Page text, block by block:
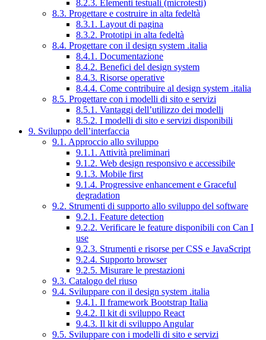
8.2.3. Elementi testuali (microtesti)
8.3. Progettare e costruire in alta fedeltà
8.3.1. Layout di pagina
8.3.2. Prototipi in alta fedeltà
8.4. Progettare con il design system .italia
8.4.1. Documentazione
8.4.2. Benefici del design system
8.4.3. Risorse operative
8.4.4. Come contribuire al design system .italia
8.5. Progettare con i modelli di sito e servizi
8.5.1. Vantaggi dell’utilizzo dei modelli
8.5.2. I modelli di sito e servizi disponibili
9. Sviluppo dell’interfaccia
9.1. Approccio allo sviluppo
9.1.1. Attività preliminari
9.1.2. Web design responsivo e accessibile
9.1.3. Mobile first
9.1.4. Progressive enhancement e Graceful
degradation
9.2. Strumenti di supporto allo sviluppo del software
9.2.1. Feature detection
9.2.2. Verificare le feature disponibili con Can I
use
9.2.3. Strumenti e risorse per CSS e JavaScript
9.2.4. Supporto browser
9.2.5. Misurare le prestazioni
9.3. Catalogo del riuso
9.4. Sviluppare con il design system .italia
9.4.1. Il framework Bootstrap Italia
9.4.2. Il kit di sviluppo React
9.4.3. Il kit di sviluppo Angular
9.5. Sviluppare con i modelli di sito e servizi